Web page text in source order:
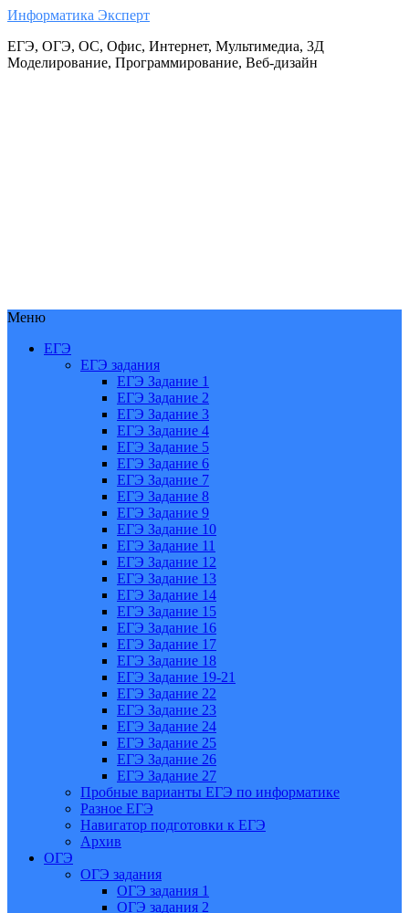
Информатика Эксперт
ЕГЭ, ОГЭ, ОС, Офис, Интернет, Мультимедиа, 3Д
Моделирование, Программирование, Веб-дизайн
Меню
ЕГЭ
ЕГЭ задания
ЕГЭ Задание 1
ЕГЭ Задание 2
ЕГЭ Задание 3
ЕГЭ Задание 4
ЕГЭ Задание 5
ЕГЭ Задание 6
ЕГЭ Задание 7
ЕГЭ Задание 8
ЕГЭ Задание 9
ЕГЭ Задание 10
ЕГЭ Задание 11
ЕГЭ Задание 12
ЕГЭ Задание 13
ЕГЭ Задание 14
ЕГЭ Задание 15
ЕГЭ Задание 16
ЕГЭ Задание 17
ЕГЭ Задание 18
ЕГЭ Задание 19-21
ЕГЭ Задание 22
ЕГЭ Задание 23
ЕГЭ Задание 24
ЕГЭ Задание 25
ЕГЭ Задание 26
ЕГЭ Задание 27
Пробные варианты ЕГЭ по информатике
Разное ЕГЭ
Навигатор подготовки к ЕГЭ
Архив
ОГЭ
ОГЭ задания
ОГЭ задания 1
ОГЭ задания 2